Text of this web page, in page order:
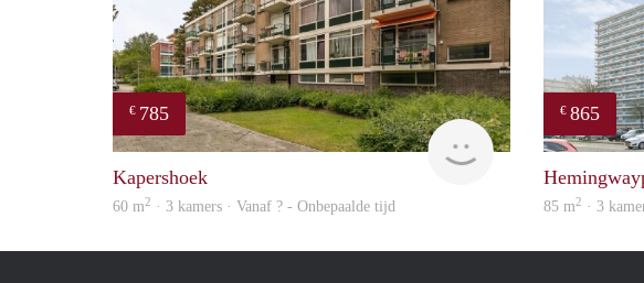
€ 785
finder
Kapershoek
60 m2 · 3 kamers · Vanaf ? - Onbepaalde tijd
€ 865
85 m2 · 3